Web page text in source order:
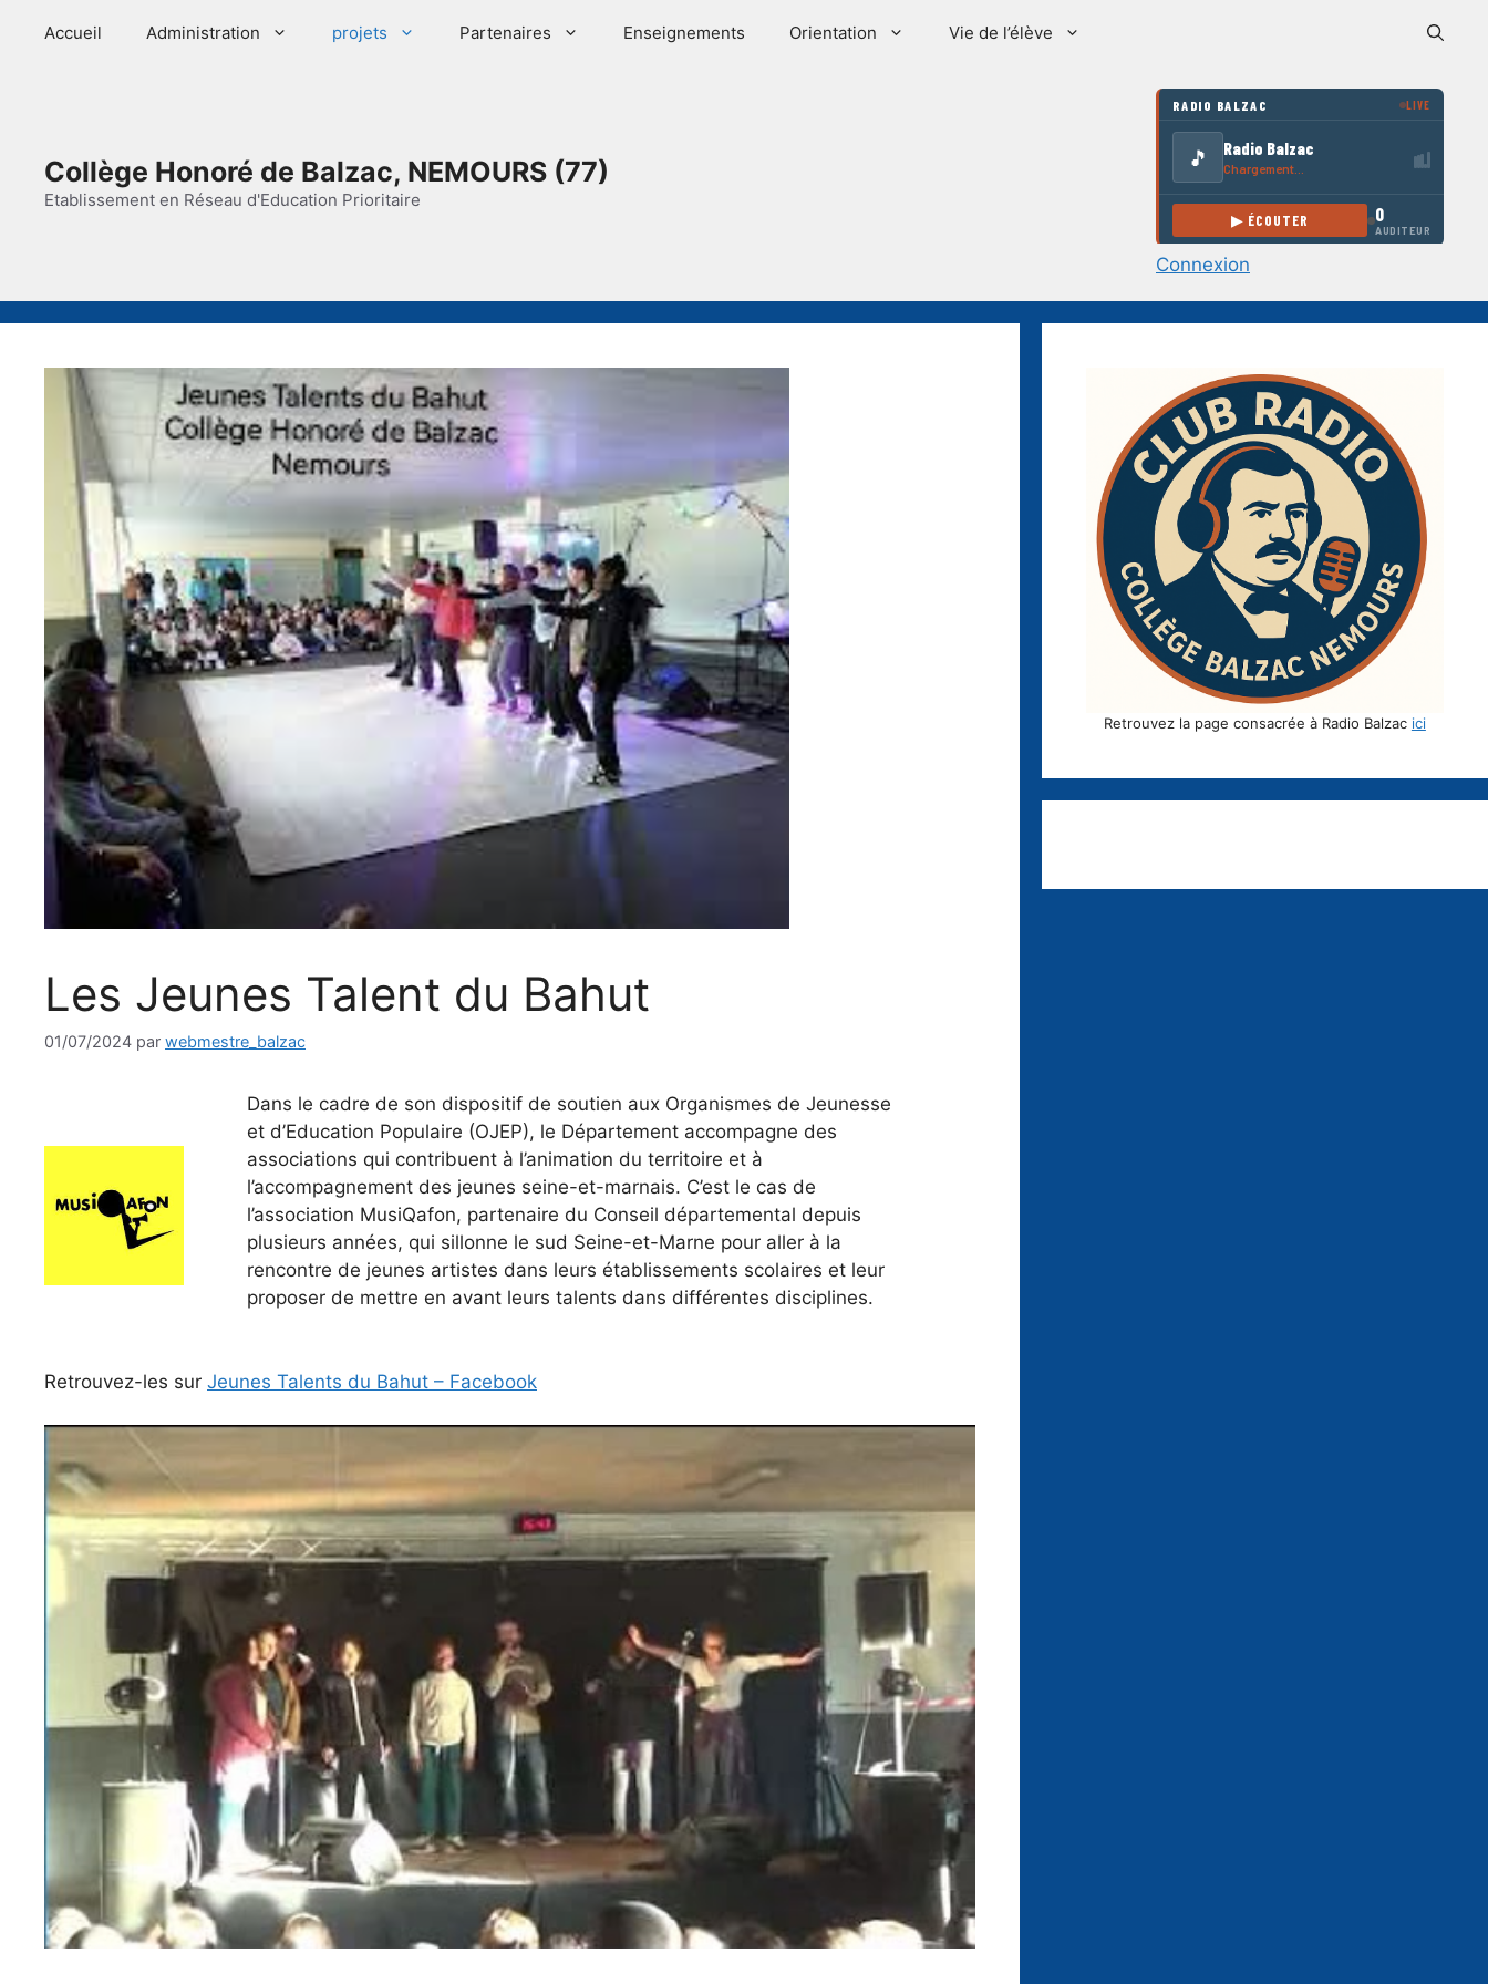
Accueil Administration projets Partenaires Enseignements Orientation Vie de l’élève
Collège Honoré de Balzac, NEMOURS (77)
Etablissement en Réseau d'Education Prioritaire
Connexion
Les Jeunes Talent du Bahut
01/07/2024 par webmestre_balzac
Dans le cadre de son dispositif de soutien aux Organismes de Jeunesse
et d’Education Populaire (OJEP), le Département accompagne des
associations qui contribuent à l’animation du territoire et à
l’accompagnement des jeunes seine-et-marnais. C’est le cas de
l’association MusiQafon, partenaire du Conseil départemental depuis
plusieurs années, qui sillonne le sud Seine-et-Marne pour aller à la
rencontre de jeunes artistes dans leurs établissements scolaires et leur
proposer de mettre en avant leurs talents dans différentes disciplines.
Retrouvez-les sur Jeunes Talents du Bahut – Facebook
Retrouvez la page consacrée à Radio Balzac ici